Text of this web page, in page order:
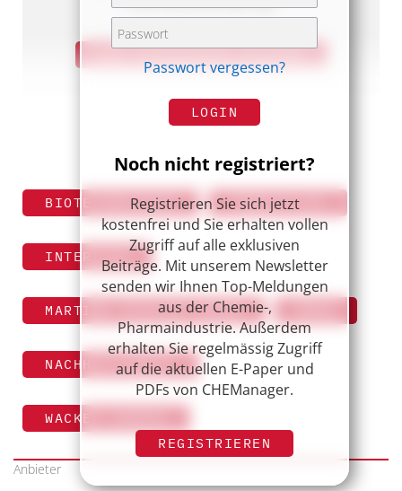
ZUR CHEMANAGER-AUSGABE
Passwort vergessen?
LOGIN
Noch nicht registriert?
Registrieren Sie sich jetzt
kostenfrei und Sie erhalten vollen
Zugriff auf alle exklusiven
Beiträge. Mit unserem Newsletter
senden wir Ihnen Top-Meldungen
aus der Chemie-,
Pharmaindustrie. Außerdem
erhalten Sie regelmässig Zugriff
auf die aktuellen E-Paper und
PDFs von CHEManager.
REGISTRIEREN
BIOTECHNOLOGIE INNOVATION
INTERVIEW
MARTINA SCHULZE-ADAMS
NACHHALTIGKEIT
WACKER CHEMIE
Anbieter